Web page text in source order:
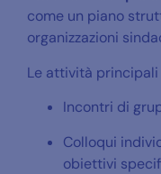
come un piano
organizzazioni
Le attività
Incontri di
Colloqui
obiettivi